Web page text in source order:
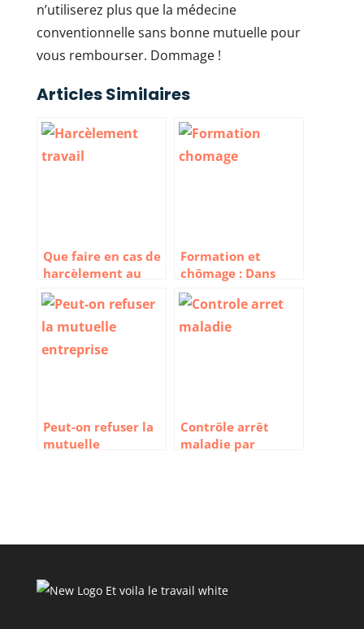
n’utiliserez plus que la médecine
conventionnelle sans bonne mutuelle pour
vous rembourser. Dommage !
Articles Similaires
Que faire en cas de
harcèlement au
travail ?
Formation et
chômage : Dans
quels cas peut-on
être indemnisé ?
Peut-on refuser la
mutuelle
Contrôle arrêt
maladie par